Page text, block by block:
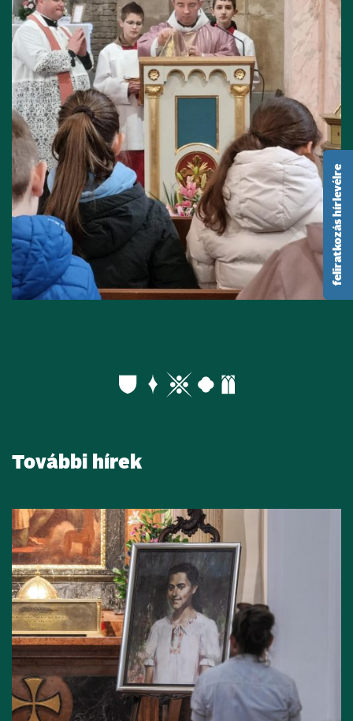
További hírek
feliratkozás hírlevélre